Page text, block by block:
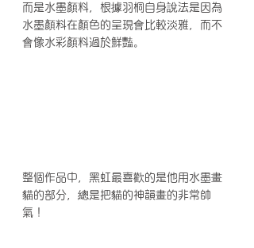
而是水墨顏料，根據羽桐自身說法是因為
水墨顏料在顏色的呈現會比較淡雅，而不
會像水彩顏料過於鮮豔。
整個作品中，黑虹最喜歡的是他用水墨畫
貓的部分，總是把貓的神韻畫的非常帥
氣！